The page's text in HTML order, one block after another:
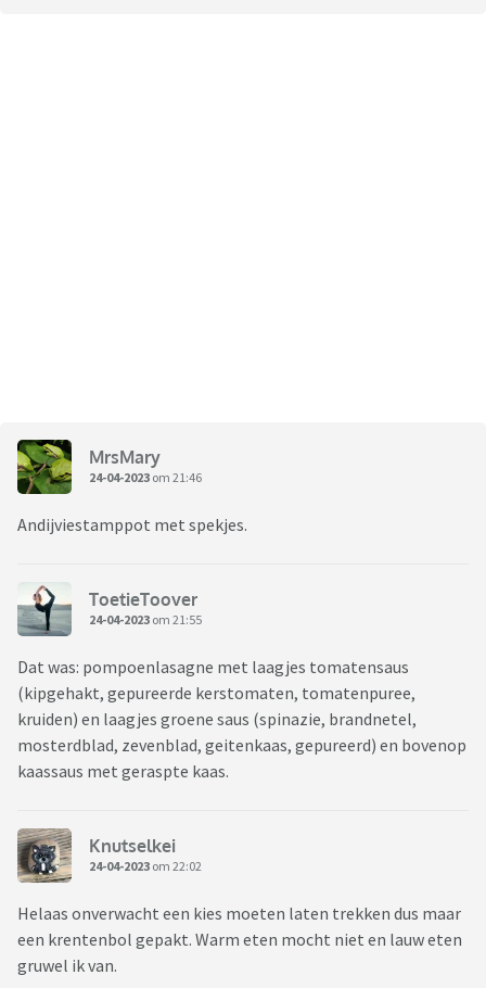
MrsMary
24-04-2023 om 21:46
Andijviestamppot met spekjes.
ToetieToover
24-04-2023 om 21:55
Dat was: pompoenlasagne met laagjes tomatensaus
(kipgehakt, gepureerde kerstomaten, tomatenpuree,
kruiden) en laagjes groene saus (spinazie, brandnetel,
mosterdblad, zevenblad, geitenkaas, gepureerd) en bovenop
kaassaus met geraspte kaas.
Knutselkei
24-04-2023 om 22:02
Helaas onverwacht een kies moeten laten trekken dus maar
een krentenbol gepakt. Warm eten mocht niet en lauw eten
gruwel ik van.